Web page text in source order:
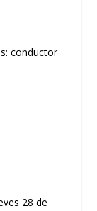
28 de